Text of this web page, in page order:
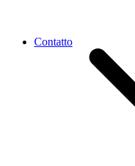
Contatto